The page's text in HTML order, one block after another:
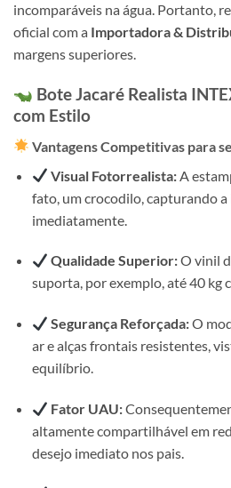
incomparáveis na água. Portanto,
oficial com a Importadora &
margens superiores.
Bote Jacaré Realista
com Estilo
Vantagens Competitivas para
Visual Fotorrealista: A
fato, um crocodilo, capturando
imediatamente.
Qualidade Superior:O vinil
suporta, por exemplo, até 40 kg
Segurança Reforçada:O
ar e alças frontais resistentes,
equilíbrio.
Fator UAU:
altamente compartilhável em
desejo imediato nos pais.